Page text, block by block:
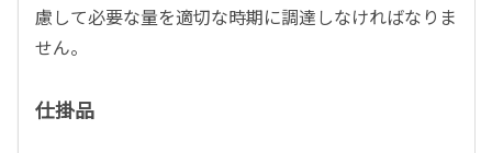
慮して必要な量を適切な時期に調達しなければなりま
せん。
仕掛品